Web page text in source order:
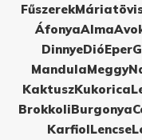
Fűszerek
ÁfonyaAlma
DinnyeDióEper
MandulaMeggy
KaktuszKukorica
BrokkoliBurgonya
KarfiolLencse